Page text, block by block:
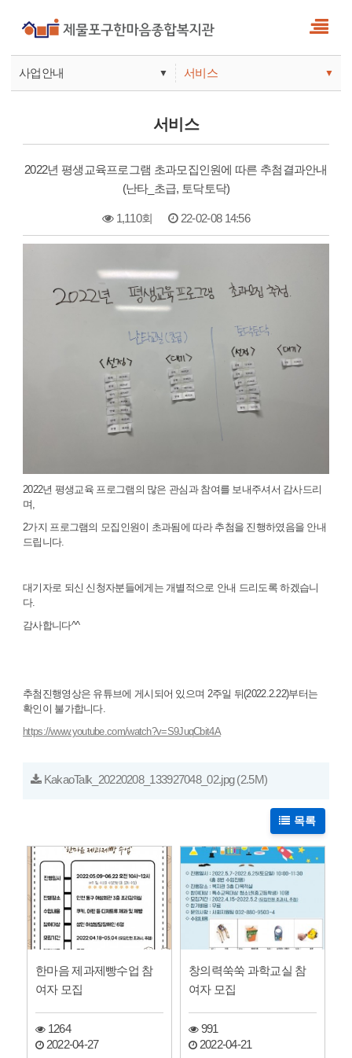
사업안내 ▼
기관안내
서비스 ▼
서비스
참여
서비스
2022년 평생교육프로그램 초과모집인원에 따른 추첨결과안내
(난타_초급, 토닥토닥)
1,110회 22-02-08 14:56
2022년 평생교육 프로그램의 많은 관심과 참여를 보내주셔서 감사드리
며,
2가지 프로그램의 모집인원이 초과됨에 따라 추첨을 진행하였음을 안내
드립니다.
대기자로 되신 신청자분들에게는 개별적으로 안내 드리도록 하겠습니
다.
감사합니다^^
추첨진행영상은 유튜브에 게시되어 있으며 2주일 뒤(2022.2.22)부터는
확인이 불가합니다.
https://www.youtube.com/watch?v=S9JuqCbit4A
KakaoTalk_20220208_133927048_02.jpg(2.5M)
목록
한마음 제과제빵수업 참
여자 모집
1264
2022-04-27
창의력쑥쑥 과학교실 참
여자 모집
991
2022-04-21